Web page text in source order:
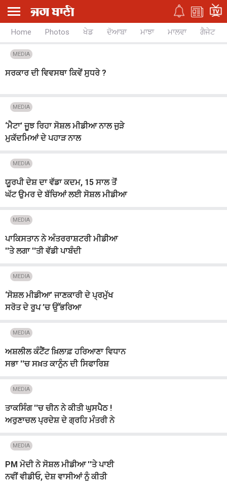
Home Photos ਖੇਡ ਦੋਆਬਾ ਮਾਝਾ ਮਾਲਵਾ ਗੈਜੇਟ
MEDIA
ਸਰਕਾਰ ਦੀ ਵਿਵਸਥਾ ਕਿਵੇਂ ਸੁਧਰੇ ?
MEDIA
‘ਮੈਟਾ’ ਜੂਝ ਰਿਹਾ ਸੋਸ਼ਲ ਮੀਡੀਆ ਨਾਲ ਜੁੜੇ
ਮੁਕੱਦਮਿਆਂ ਦੇ ਪਹਾੜ ਨਾਲ
MEDIA
ਯੂਰਪੀ ਦੇਸ਼ ਦਾ ਵੱਡਾ ਕਦਮ, 15 ਸਾਲ ਤੋਂ
ਘੱਟ ਉਮਰ ਦੇ ਬੱਚਿਆਂ ਲਈ ਸੋਸ਼ਲ ਮੀਡੀਆ
MEDIA
ਪਾਕਿਸਤਾਨ ਨੇ ਅੰਤਰਰਾਸ਼ਟਰੀ ਮੀਡੀਆ
''ਤੇ ਲਗਾ ''ਤੀ ਵੱਡੀ ਪਾਬੰਦੀ
MEDIA
‘ਸੋਸ਼ਲ ਮੀਡੀਆ’ ਜਾਣਕਾਰੀ ਦੇ ਪ੍ਰਮੁੱਖ
ਸਰੋਤ ਦੇ ਰੂਪ ’ਚ ਉੱਭਰਿਆ
MEDIA
ਅਸ਼ਲੀਲ ਕੰਟੈਂਟ ਖ਼ਿਲਾਫ਼ ਹਰਿਆਣਾ ਵਿਧਾਨ
ਸਭਾ ''ਚ ਸਖ਼ਤ ਕਾਨੂੰਨ ਦੀ ਸਿਫਾਰਿਸ਼
MEDIA
ਤਾਕਸਿੰਗ ''ਚ ਚੀਨ ਨੇ ਕੀਤੀ ਘੁਸਪੈਠ !
ਅਰੁਣਾਚਲ ਪ੍ਰਦੇਸ਼ ਦੇ ਗ੍ਰਹਿ ਮੰਤਰੀ ਨੇ
MEDIA
PM ਮੋਦੀ ਨੇ ਸੋਸ਼ਲ ਮੀਡੀਆ ''ਤੇ ਪਾਈ
ਨਵੀਂ ਵੀਡੀਓ, ਦੇਸ਼ ਵਾਸੀਆਂ ਨੂੰ ਕੀਤੀ